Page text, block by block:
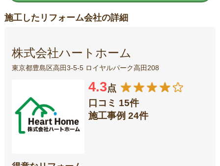
施工したリフォーム会社の詳細
株式会社ハートホーム
東京都豊島区高田3-5-5 ロイヤルパーク高田208
4.3点
口コミ 15件
施工事例 24件